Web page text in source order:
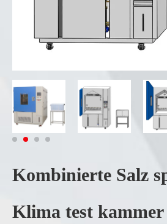
Kombinierte Salz
Klima test kammer